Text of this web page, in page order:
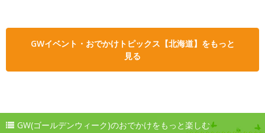
GWイベント・おでかけトピックス【北海道】をもっと
見る
GW(ゴールデンウィーク)のおでかけをもっと楽しむ